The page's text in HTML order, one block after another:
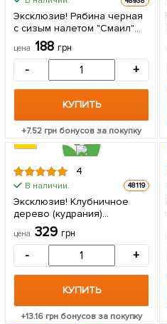
Эксклюзив! Рябина черная
с сизым налетом "Смаил"
(Smile) (премиальный
сочный сорт) 1 саженец в
цена 188грн
- +
КУПИТЬ
+7.52 грн бонусов за покупку
4
В наличии. 48119
Эксклюзив! Клубничное
дерево (кудрания)
насыщенно красное
"Нанака" (Nanaka)
(премиальный сорт,
обладает вкусом спелой
хурмы) 1 саженец в
цена 329грн
- +
КУПИТЬ
+13.16грн бонусов за покупку